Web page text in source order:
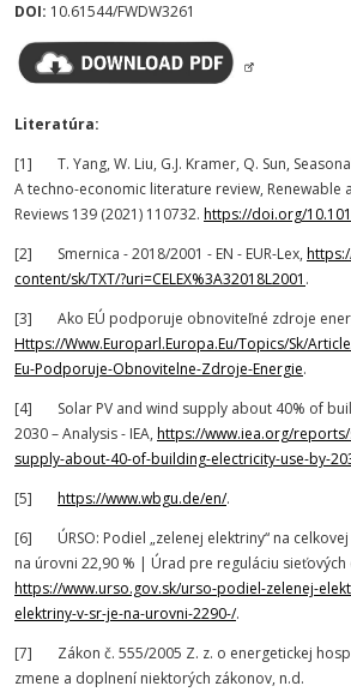
DOI: 10.61544/FWDW3261
Literatúra:
[1] T. Yang, W. Liu, G.J. Kramer, Q. Sun,
A techno-economic literature review, Renewable
Reviews 139 (2021) 110732. https://doi.org/
[2] Smernica - 2018/2001 - EN - EUR-Lex,
content/sk/TXT/?uri=CELEX%3A32018L2001 .
[3] Ako EÚ podporuje obnoviteľné zdroje
Https://Www.Europarl.Europa.Eu/Topics/Sk/
Eu-Podporuje-Obnovitelne-Zdroje-Energie.
[4] Solar PV and wind supply about 40% of
2030 – Analysis - IEA, https://www.iea.org/
supply-about-40-of-building-electricity-use-by-
[5] https://www.wbgu.de/en/.
[6] ÚRSO: Podiel „zelenej elektriny“ na celkovej
na úrovni 22,90 % | Úrad pre reguláciu sieťových
https://www.urso.gov.sk/urso-podiel-zelenej-
elektriny-v-sr-je-na-urovni-2290-/.
[7] Zákon č. 555/2005 Z. z. o energetickej
zmene a doplnení niektorých zákonov, n.d.